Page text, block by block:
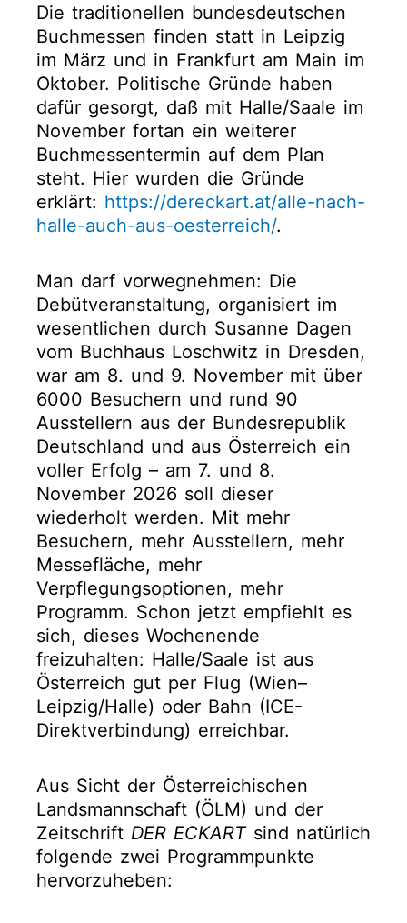
Die traditionellen bundesdeutschen
Buchmessen finden statt in Leipzig
im März und in Frankfurt am Main im
Oktober. Politische Gründe haben
dafür gesorgt, daß mit Halle/Saale im
November fortan ein weiterer
Buchmessentermin auf dem Plan
steht. Hier wurden die Gründe
erklärt: https://dereckart.at/alle-nach-
halle-auch-aus-oesterreich/.
Man darf vorwegnehmen: Die
Debütveranstaltung, organisiert im
wesentlichen durch Susanne Dagen
vom Buchhaus Loschwitz in Dresden,
war am 8. und 9. November mit über
6000 Besuchern und rund 90
Ausstellern aus der Bundesrepublik
Deutschland und aus Österreich ein
voller Erfolg – am 7. und 8.
November 2026 soll dieser
wiederholt werden. Mit mehr
Besuchern, mehr Ausstellern, mehr
Messefläche, mehr
Verpflegungsoptionen, mehr
Programm. Schon jetzt empfiehlt es
sich, dieses Wochenende
freizuhalten: Halle/Saale ist aus
Österreich gut per Flug (Wien–
Leipzig/Halle) oder Bahn (ICE-
Direktverbindung) erreichbar.
Aus Sicht der Österreichischen
Landsmannschaft (ÖLM) und der
Zeitschrift DER ECKART sind natürlich
folgende zwei Programmpunkte
hervorzuheben: